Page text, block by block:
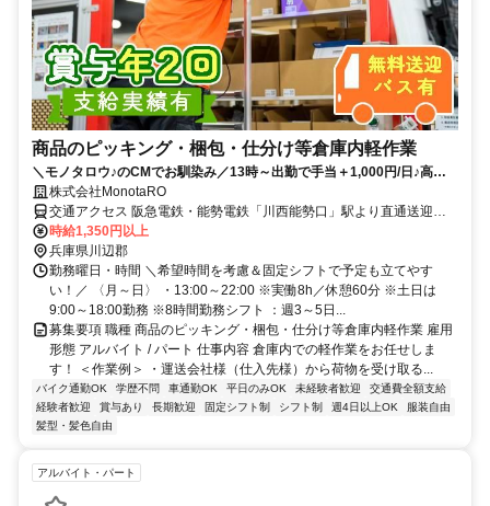
商品のピッキング・梱包・仕分け等倉庫内軽作業
＼モノタロウ♪のCMでお馴染み／13時～出勤で手当＋1,000円/日♪高時
給◎無料送迎バス有
株式会社MonotaRO
交通アクセス 阪急電鉄・能勢電鉄「川西能勢口」駅より直通送迎バ
ス25分 ★川西市、宝塚市から出勤されているスタッフ多数♪
時給1,350円以上
兵庫県川辺郡
勤務曜日・時間 ＼希望時間を考慮＆固定シフトで予定も立てやす
い！／ 〈月～日〉 ・13:00～22:00 ※実働8h／休憩60分 ※土日は
9:00～18:00勤務 ※8時間勤務シフト ：週3～5日...
募集要項 職種 商品のピッキング・梱包・仕分け等倉庫内軽作業 雇用
形態 アルバイト / パート 仕事内容 倉庫内での軽作業をお任せしま
す！ ＜作業例＞ ・運送会社様（仕入先様）から荷物を受け取る...
バイク通勤OK 学歴不問 車通勤OK 平日のみOK 未経験者歓迎
交通費全額支給
経験者歓迎
賞与あり 長期歓迎 固定シフト制 シフト制 週4日以上OK
服装自由
髪型・髪色自由
アルバイト・パート